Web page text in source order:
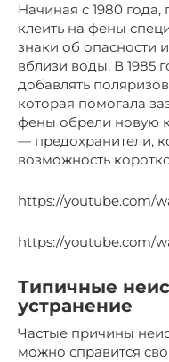
Начиная с 1980
клеить на фены
знаки об опасности
вблизи воды. В 1985
добавлять
которая помогала
фены обрели новую
— предохранители,
возможность
https://youtube.com/
https://youtube.com/
Типичные
устранение
Частые причины
можно справится